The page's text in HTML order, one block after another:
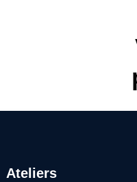
Ateliers